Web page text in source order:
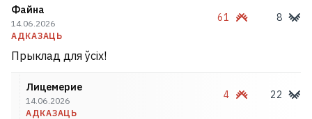
Файна
14.06.2026
АДКАЗАЦЬ
61 8
Прыклад для ўсіх!
Лицемерие
14.06.2026
АДКАЗАЦЬ
4 22